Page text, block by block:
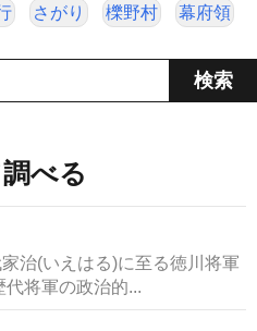
さがり 櫟野村 幕府領
べる
治(いえはる)に至る徳川将軍
将軍の政治的...